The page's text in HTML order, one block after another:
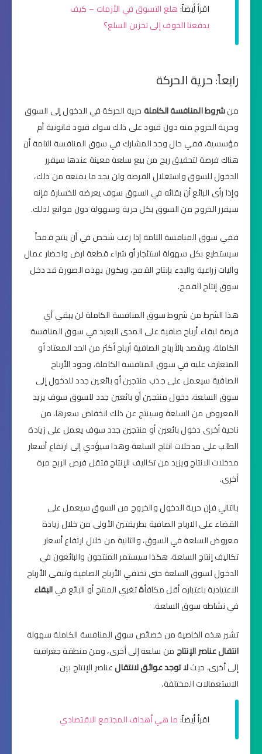
اقرأ أيضاً:هلع التسوق في الأزمات – كيف
يدفعنا الخوف إلى تخزين السلع؟
رابعاً: حرية الحركة
منشروط المنافسة الكاملةحرية الحركة في الدخول إلى السوق
وحرية الخروج منه دون قيود على ذلك سواء قيود قانونية أم
مؤسسية، ففي حال وجد المشارك في سوق المنافسة التامة أن
هناك فرصة لتحقيق ربح من بيع سلعة معينة عندها سيقرر
الدخول للسوق واستغلال الفرصة ولن يجد ما يمنعه من ذلك،
وإذا رأى البائع أن بقائه في السوق سوف يعرضه للخسارة فإنه
سيقرر الخروج من السوق بكل حرية وسهولة دون موانع لذلك.
ففي سوق المنافسة التامة إذا رغب شخص في أن ينتج قمحاً
سيستطيع بكل سهولة استئجار أو شراء قطعة ارض واحضار عمال
وآليات زراعية والبدء بإنتاج القمح، ويكون بهذه الصورة قد دخل
سوق إنتاج القمح.
هذا الشرط من شروط سوق المنافسة الكاملة لن يبقي أي
فرصة لبقاء أرباح صافية على المدى البعيد في سوق المنافسة
الكاملة، ويقصد بالأرباح الصافية أرباح أكثر من الحد المعتاد أو
المتعارف عليه في سوق المنافسة الكاملة، وجود الأرباح
الصافية سيعمل على جذب منتجين أو بائعين جدد للدخول إلى
سوق السلعة، دخول منتجين أو بائعين جدد للسوق سوف يزيد
المعروض من السلعة وسينتج عن ذلك انخفاض سعرها، من
ناحية أخرى دخول بائعين أو منتجين جدد سوف يعمل على زيادة
الطلب على مدخلات انتاج السلعة وهذا سيؤدي إلى ارتفاع أسعار
مدخلات الانتاج ويزيد من تكاليف الإنتاج فتقل فرص الربح مرة
أخرى.
بالتالي فإن حرية الدخول والخروج من السوق سيعمل على
القضاء على الارباح الصافية بطريقتين الأولى من خلال زيادة
معروض السلعة في السوق، والثانية من خلال ارتفاع أسعار
تكاليف إنتاج السلعة، هكذا سيستمر المنتجون والبائعون في
الدخول لسوق السلعة حتى تختفي الأرباح الصافية وتبقى الأرباح
الاعتيادية باعتباره أقل مكافأةتغري المنتج أو البائع فيالبقاء
في نشاطه سوق السلعة.
تشير هذه الخاصية من خصائص سوق المنافسة الكاملة سهولة
انتقال عناصر الإنتاج من سلعة إلى أخرى، ومن منطقة جغرافية
إلى أخرى، حيثلا توجد عوائق لانتقالعناصر الإنتاج بين
الاستعمالات المختلفة.
اقرأ أيضاً:ما هي أهداف المجتمع الاقتصادي